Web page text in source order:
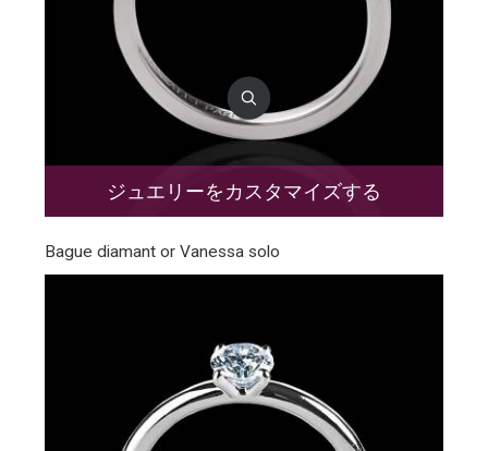
ジュエリーをカスタマイズする
Bague diamant or Vanessa solo